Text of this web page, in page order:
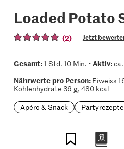
Loaded Potato
(2) Jetzt
Gesamt:1 Std. 10 Min. • Aktiv:ca.
Nährwerte pro Person:Eiweiss
Kohlenhydrate 36 g, 480 kcal
Apéro & Snack
Partyrezepte